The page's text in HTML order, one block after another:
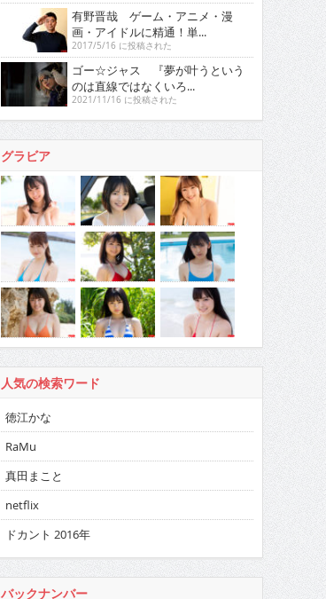
有野晋哉 ゲーム・アニメ・漫
画・アイドルに精通！単...
2017/5/16 に投稿された
ゴー☆ジャス 『夢が叶うという
のは直線ではなくいろ...
2021/11/16 に投稿された
グラビア
人気の検索ワード
徳江かな
RaMu
真田まこと
netflix
ドカント 2016年
バックナンバー